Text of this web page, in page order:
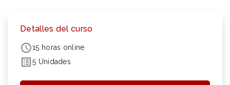
Detalles del curso
15 horas online
5 Unidades